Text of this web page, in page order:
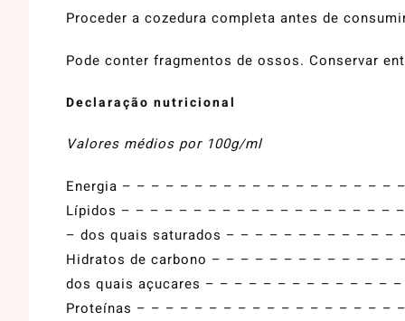
Proceder a cozedura completa antes de
Pode conter fragmentos de ossos. Conservar
Declaração nutricional
Valores médios por 100g/ml
Energia – – – – – – – – – – – – – – – – – – –
Lípidos – – – – – – – – – – – – – – – – – – –
– dos quais saturados – – – – – – – – – – – –
Hidratos de carbono – – – – – – – – – – – – –
dos quais açucares – – – – – – – – – – – – –
Proteínas – – – – – – – – – – – – – – – – – –